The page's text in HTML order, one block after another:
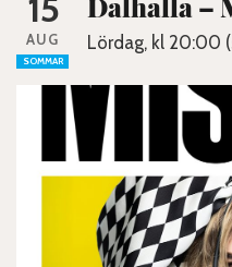
AUG
SOMMAR
Lördag, kl 20:00